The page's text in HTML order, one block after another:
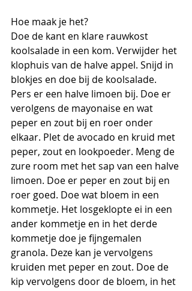
Hoe maak je het?
Doe de kant en klare rauwkost
koolsalade in een kom. Verwijder het
klophuis van de halve appel. Snijd in
blokjes en doe bij de koolsalade.
Pers er een halve limoen bij. Doe er
verolgens de mayonaise en wat
peper en zout bij en roer onder
elkaar. Plet de avocado en kruid met
peper, zout en lookpoeder. Meng de
zure room met het sap van een halve
limoen. Doe er peper en zout bij en
roer goed. Doe wat bloem in een
kommetje. Het losgeklopte ei in een
ander kommetje en in het derde
kommetje doe je fijngemalen
granola. Deze kan je vervolgens
kruiden met peper en zout. Doe de
kip vervolgens door de bloem, in het